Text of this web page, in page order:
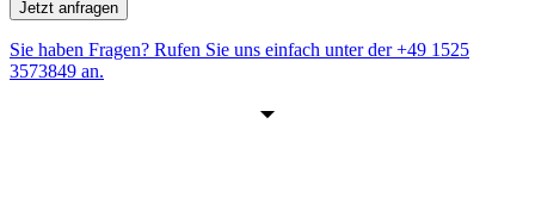
Jetzt anfragen
Sie haben Fragen? Rufen Sie uns einfach unter der+49 1525
3573849 an.